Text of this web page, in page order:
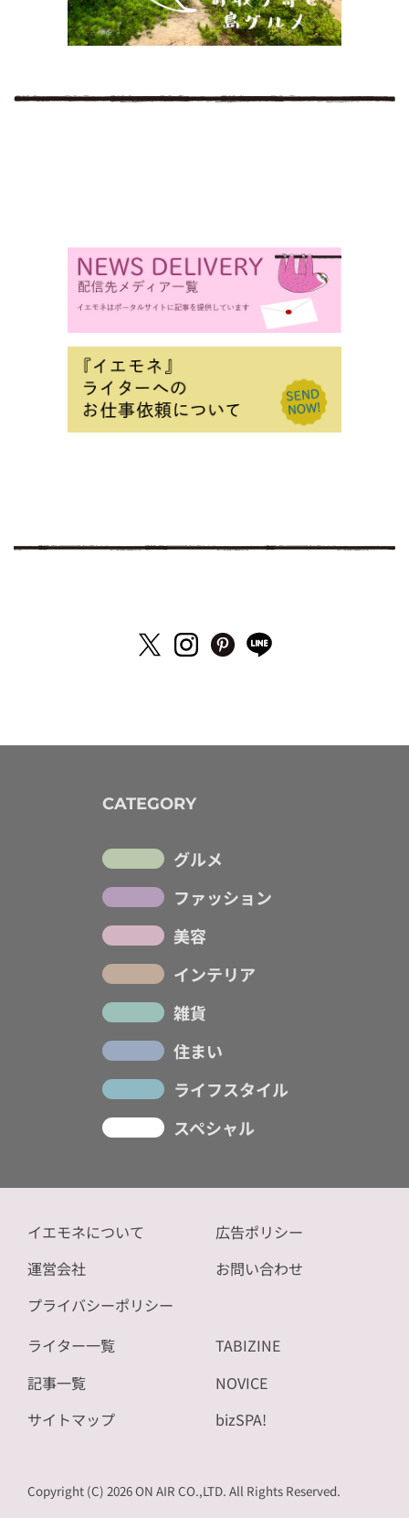
CATEGORY
グルメ
ファッション
美容
インテリア
雑貨
住まい
ライフスタイル
スペシャル
イエモネについて
運営会社
プライバシーポリシー
広告ポリシー
お問い合わせ
ライター一覧
記事一覧
サイトマップ
TABIZINE
NOVICE
bizSPA!
Copyright (C) 2026 ON AIR CO.,LTD. All Rights Reserved.